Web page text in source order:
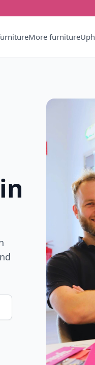
More furniture